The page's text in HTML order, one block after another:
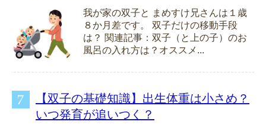
我が家の双子と まめすけ兄さんは１歳
８か月差です。 双子だけの移動手段
は？ 関連記事：双子（と上の子）のお
風呂の入れ方は？オススメ...
【双子の基礎知識】出生体重は小さめ？
いつ発育が追いつく？